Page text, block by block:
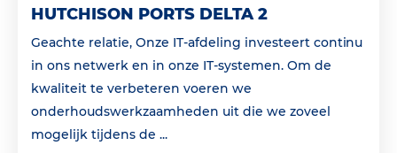
HUTCHISON PORTS DELTA 2
Geachte relatie, Onze IT-afdeling investeert continu
in ons netwerk en in onze IT-systemen. Om de
kwaliteit te verbeteren voeren we
onderhoudswerkzaamheden uit die we zoveel
mogelijk tijdens de ...